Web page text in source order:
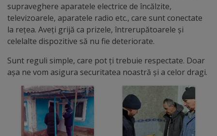
Personalități
marcante
Sportivi
de
performanță
Orașul
în
supraveghere aparatele electrice de încălzite,
televizoarele, aparatele radio etc., care sunt conectate
la rețea. Aveți grijă ca prizele, întrerupătoarele și
celelalte dispozitive să nu fie deteriorate.
Sunt reguli simple, care pot ți trebuie respectate. Doar
așa ne vom asigura securitatea noastră și a celor dragi.